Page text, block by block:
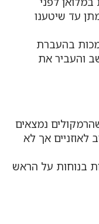
עד שיטענו
בהעברת
והעביר את
נמצאים
אך לא
בנוחות על הראש